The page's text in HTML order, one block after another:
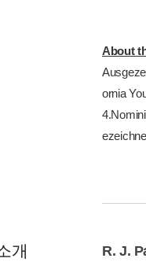
About
ornia
개 R. J.